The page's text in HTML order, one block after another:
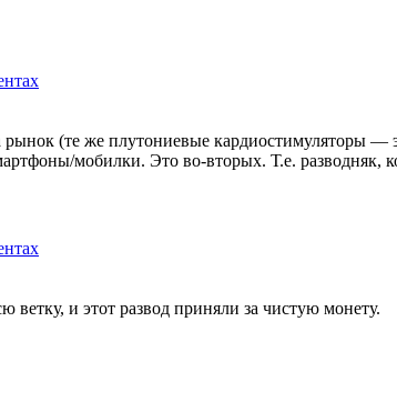
рынок (те же плутониевые кардиостимуляторы
мобилки. Это во-вторых. Т.е. разводняк,
и этот развод приняли за чистую монету.